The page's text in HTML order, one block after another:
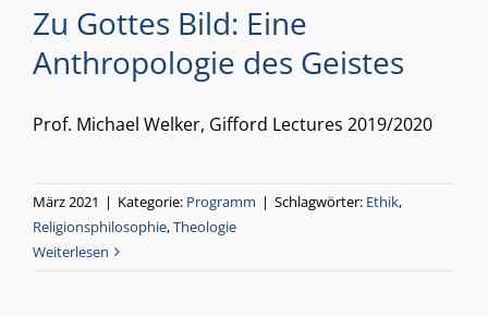
Zu Gottes Bild: Eine
Anthropologie des Geistes
Prof. Michael Welker, Gifford Lectures 2019/2020
März 2021 | Kategorie: Programm | Schlagwörter: Ethik,
Religionsphilosophie,Theologie
Weiterlesen